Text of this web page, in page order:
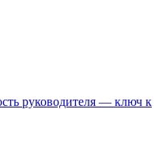
руководителя — ключ к